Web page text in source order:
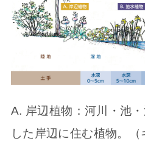
A. 岸辺植物：河川・池
した岸辺に住む植物。